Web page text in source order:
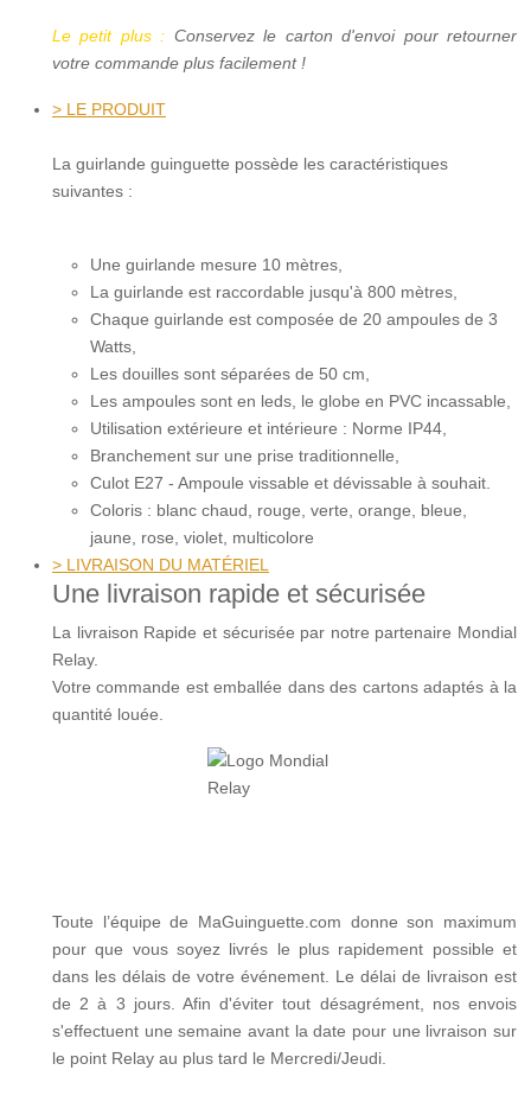
Le petit plus : Conservez le carton d'envoi pour retourner
votre commande plus facilement !
> LE PRODUIT
La guirlande guinguette possède les caractéristiques
suivantes :
Une guirlande mesure 10 mètres,
La guirlande est raccordable jusqu'à 800 mètres,
Chaque guirlande est composée de 20 ampoules de 3
Watts,
Les douilles sont séparées de 50 cm,
Les ampoules sont en leds, le globe en PVC incassable,
Utilisation extérieure et intérieure : Norme IP44,
Branchement sur une prise traditionnelle,
Culot E27 - Ampoule vissable et dévissable à souhait.
Coloris : blanc chaud, rouge, verte, orange, bleue,
jaune, rose, violet, multicolore
> LIVRAISON DU MATÉRIEL
Une livraison rapide et sécurisée
La livraison Rapide et sécurisée par notre partenaire Mondial
Relay.
Votre commande est emballée dans des cartons adaptés à la
quantité louée.
Toute l’équipe de MaGuinguette.com donne son maximum
pour que vous soyez livrés le plus rapidement possible et
dans les délais de votre événement. Le délai de livraison est
de 2 à 3 jours. Afin d'éviter tout désagrément, nos envois
s'effectuent une semaine avant la date pour une livraison sur
le point Relay au plus tard le Mercredi/Jeudi.